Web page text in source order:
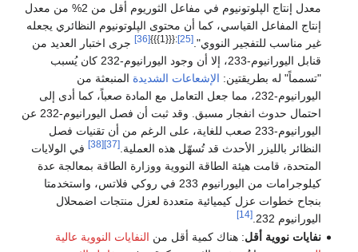
معدل إنتاج الپلوتونيوم في مفاعل الثوريوم أقل من 2% من معدل
إنتاج المفاعل القياسي، كما أن محتوى الپلوتونيوم النظائري يجعله
غير مناسب للتفجير النووي".[25]
:{{{1}}}
[36]
جرى اختبار العديد من
قنابل اليورانيوم-233، إلا أن وجود اليورانيوم-232 كان يُسبب
"تسمماً" له بطريقتين: الإشعاعات الشديدة المنبعثة من
اليورانيوم-232، مما جعل التعامل مع المادة صعباً، كما أدى إلى
احتمال حدوث انفجار مسبق. وقد ثبت أن فصل اليورانيوم-232 عن
اليورانيوم-233 صعب للغاية، على الرغم من أن تقنيات فصل
النظائر بالليزر الأحدث قد تُسهّل هذه العملية.[37]
[38]
في الولايات
المتحدة، قامت هيئة الطاقة النووية ووزارة الطاقة بمعالجة عدة
كيلوجرامات من اليورانيوم 233 في روكي فلاتس، واستخدمتا
بنجاح خطوات عزل كيميائية متعددة لعزل منتجات اضمحلال
اليورانيوم 232.
[14]
نفايات نووية أقل: هناك كمية أقل من النفايات النووية عالية